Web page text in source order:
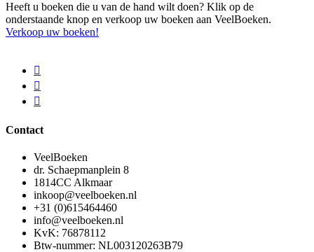
Heeft u boeken die u van de hand wilt doen? Klik op de
onderstaande knop en verkoop uw boeken aan VeelBoeken.
Verkoop uw boeken!
Contact
VeelBoeken
dr. Schaepmanplein 8
1814CC Alkmaar
inkoop@veelboeken.nl
+31 (0)615464460
info@veelboeken.nl
KvK: 76878112
Btw-nummer: NL003120263B79